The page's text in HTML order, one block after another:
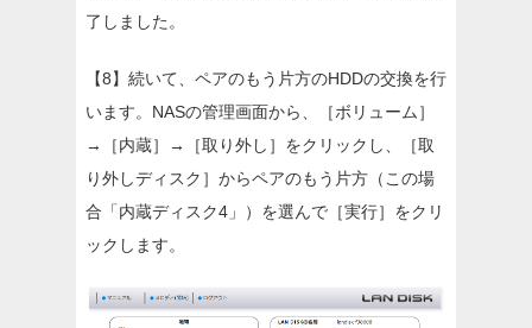
了しました。
【8】続いて、ペアのもう片方のHDDの交換を行
います。NASの管理画面から、［ボリューム］
→［内蔵］→［取り外し］をクリックし、［取
り外しディスク］からペアのもう片方（この場
合「内蔵ディスク4」）を選んで［実行］をクリ
ックします。